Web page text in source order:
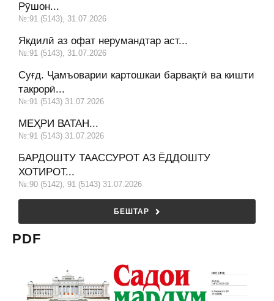
Рӯшон...
№:91 (5143), 31.07.2026
Якдилӣ аз офат нерумандтар аст...
№:91 (5143), 31.07.2026
Суғд. Ҷамъоварии картошкаи барвақтӣ ва кишти
такрорӣ...
№:91 (5143) 31.07.2026
МЕҲРИ ВАТАН...
№:91 (5143) 31.07.2026
БАРДОШТУ ТААССУРОТ АЗ ЁДДОШТУ
ХОТИРОТ...
№:90 (5142), 91 (5143) 31.07.2026
БЕШТАР
PDF